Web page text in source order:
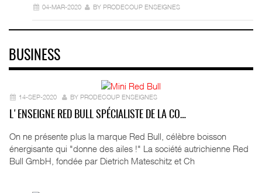
04-MAR-2020 BY PRODECOUP ENSEIGNES
BUSINESS
14-SEP-2020 BY PRODECOUP ENSEIGNES
L'ENSEIGNE RED BULL SPÉCIALISTE DE LA CO…
On ne présente plus la marque Red Bull, célèbre boisson
énergisante qui "donne des ailes !" La société autrichienne Red
Bull GmbH, fondée par Dietrich Mateschitz et Ch